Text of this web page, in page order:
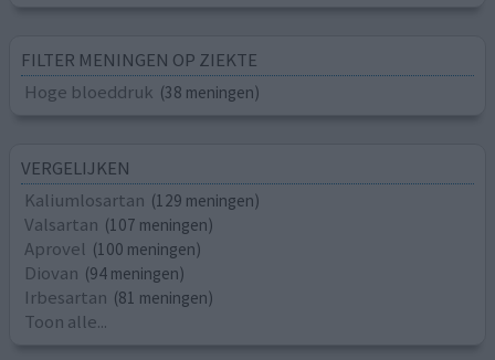
FILTER MENINGEN OP ZIEKTE
Hoge bloeddruk (38 meningen)
VERGELIJKEN
Kaliumlosartan (129 meningen)
Valsartan (107 meningen)
Aprovel (100 meningen)
Diovan (94 meningen)
Irbesartan (81 meningen)
Toon alle...